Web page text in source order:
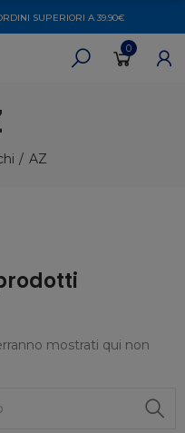
SUPERIORI A 39.90€
0
AZ
mostrati qui non